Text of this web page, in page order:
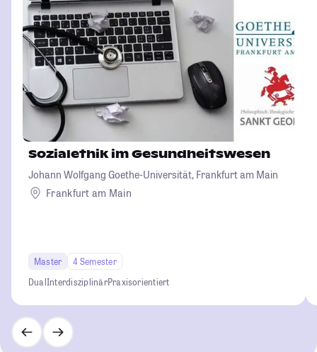
Sozialethik im Gesundheitswesen
Johann Wolfgang Goethe-Universität, Frankfurt am Main
Frankfurt am Main
Master
4 Semester
DualInterdisziplinärPraxisorientiert